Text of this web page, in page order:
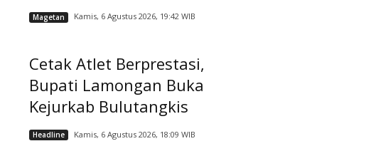
Magetan Kamis, 6 Agustus 2026, 19:42 WIB
Cetak Atlet Berprestasi,
Bupati Lamongan Buka
Kejurkab Bulutangkis
Headline Kamis, 6 Agustus 2026, 18:09 WIB